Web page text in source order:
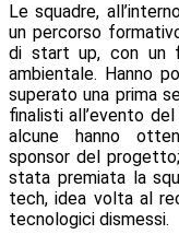
Le squadre,
un percorso
di start up, con un
ambientale. Hanno
superato una prima
finalisti all’evento
alcune hanno
sponsor del
stata premiata la
tech, idea volta al
tecnologici dismessi.